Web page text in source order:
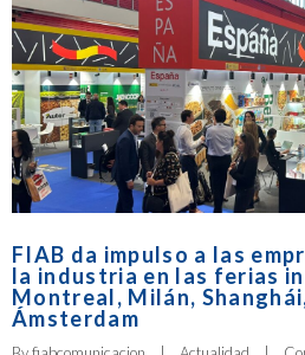
FIAB da impulso a las
la industria en las ferias
Montreal, Milán,
Ámsterdam